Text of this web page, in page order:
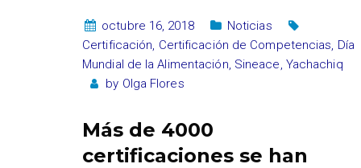
octubre 16, 2018
Noticias
Certificación, Certificación de Competencias, Día
Mundial de la Alimentación, Sineace, Yachachiq
by Olga Flores
Más de 4000
certificaciones se han